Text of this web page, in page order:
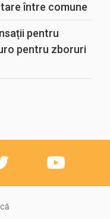
între comune
pentru
pentru zboruri